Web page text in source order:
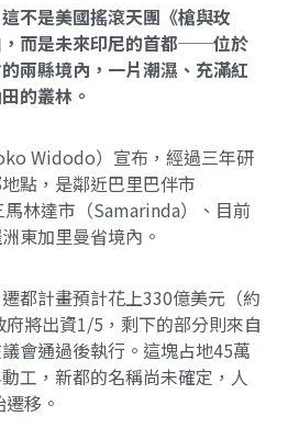
這不是美國搖滾天團《槍與玫
，而是未來印尼的首都──位於
兩縣境內，一片潮濕、充滿紅
的叢林。
Widodo）宣布，經過三年研
點，是鄰近巴里巴伴市
馬林達市（Samarinda）、目前
東加里曼省境內。
都計畫預計花上330億美元（約
將出資1/5，剩下的部分則來自
會通過後執行。這塊占地45萬
工，新都的名稱尚未確定，人
移。